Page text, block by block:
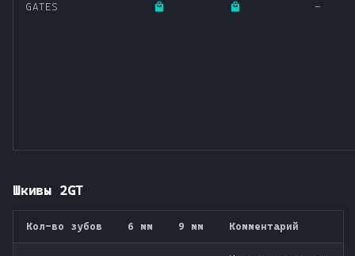
GATES -
Шкивы 2GT
Кол-во зубов 6 мм 9 мм Комментарий